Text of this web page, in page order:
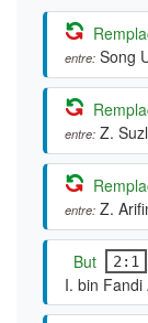
entre: Song
entre: Z.
entre: Z.
But 2:1
I. bin Fandi